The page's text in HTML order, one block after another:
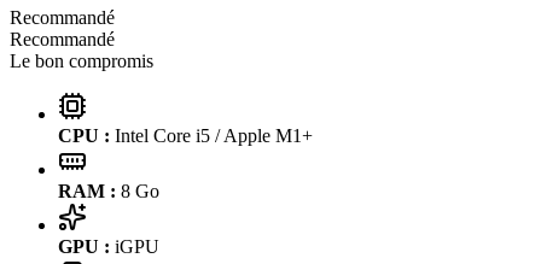
Recommandé
Recommandé
Le bon compromis
CPU : Intel Core i5 / Apple M1+
RAM : 8 Go
GPU : iGPU